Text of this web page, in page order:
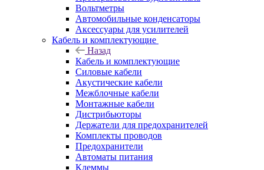
Вольтметры
Автомобильные конденсаторы
Аксессуары для усилителей
Кабель и комплектующие
Назад
Кабель и комплектующие
Силовые кабели
Акустические кабели
Межблочные кабели
Монтажные кабели
Дистрибьюторы
Держатели для предохранителей
Комплекты проводов
Предохранители
Автоматы питания
Клеммы